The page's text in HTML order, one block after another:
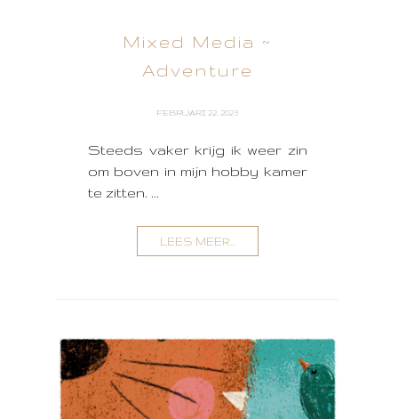
Mixed Media ~
Adventure
FEBRUARI 22, 2023
Steeds vaker krijg ik weer zin
om boven in mijn hobby kamer
te zitten. ...
LEES MEER...